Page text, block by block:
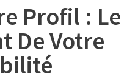
Profil : Le
De Votre